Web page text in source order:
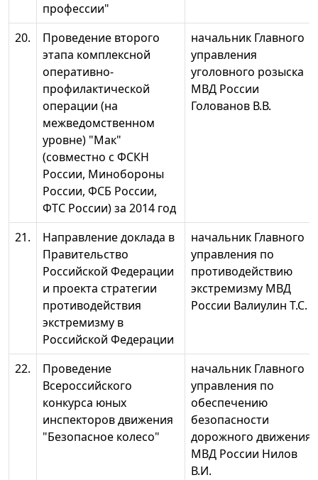
профессии"
20.
Проведение второго
этапа комплексной
оперативно-
профилактической
операции (на
межведомственном
уровне) "Мак"
(совместно с ФСКН
России, Минобороны
России, ФСБ России,
ФТС России) за 2014 год
начальник Главного
управления
уголовного розыска
МВД России
Голованов В.В.
21.
Направление доклада в
Правительство
Российской Федерации
и проекта стратегии
противодействия
экстремизму в
Российской Федерации
начальник Главного
управления по
противодействию
экстремизму МВД
России Валиулин Т.С.
22.
Проведение
Всероссийского
конкурса юных
инспекторов движения
"Безопасное колесо"
начальник Главного
управления по
обеспечению
безопасности
дорожного движения
МВД России Нилов
В.И.